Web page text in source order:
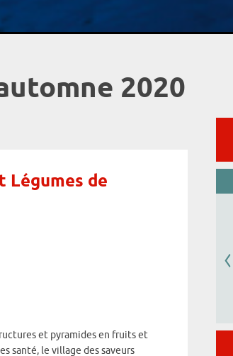
2020
Légumes de
et pyramides en fruits et
santé, le village des saveurs